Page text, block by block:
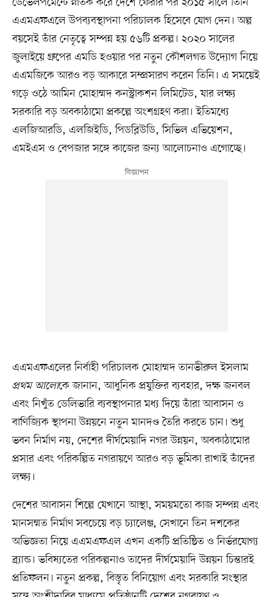
এএমএফএলে উপব্যবস্থাপনা পরিচালক হিসেবে যোগ দেন। অল্প
বয়সেই তাঁর নেতৃত্বে সম্পন্ন হয় ৫৬টি প্রকল্প। ২০২০ সালের
জুলাইয়ে গ্রুপের এমডি হওয়ার পর নতুন কৌশলগত উদ্যোগ নিয়ে
এএমজিকে আরও বড় আকারে সম্প্রসারণ করেন তিনি। এ সময়েই
গড়ে ওঠে আমিন মোহাম্মদ কনস্ট্রাকশন লিমিটেড, যার লক্ষ্য
সরকারি বড় অবকাঠামো প্রকল্পে অংশগ্রহণ করা। ইতিমধ্যে
এলজিআরডি, এলজিইডি, পিডব্লিউডি, সিভিল এভিয়েশন,
এমইএস ও বেপজার সঙ্গে কাজের জন্য আলোচনাও এগোচ্ছে।
এএমএফএলের নির্বাহী পরিচালক মোহাম্মদ তানভীরুল ইসলাম
প্রথম আলোকে জানান, আধুনিক প্রযুক্তির ব্যবহার, দক্ষ জনবল
এবং নিখুঁত ডেলিভারি ব্যবস্থাপনার মধ্য দিয়ে তাঁরা আবাসন ও
বাণিজ্যিক স্থাপনা উন্নয়নে নতুন মানদণ্ড তৈরি করতে চান। শুধু
ভবন নির্মাণ নয়, দেশের দীর্ঘমেয়াদি নগর উন্নয়ন, অবকাঠামোর
প্রসার এবং পরিকল্পিত নগরায়ণে আরও বড় ভূমিকা রাখাই তাঁদের
লক্ষ্য।
দেশের আবাসন শিল্পে যেখানে আস্থা, সময়মতো কাজ সম্পন্ন এবং
মানসম্মত নির্মাণ সবচেয়ে বড় চ্যালেঞ্জ, সেখানে তিন দশকের
অভিজ্ঞতা নিয়ে এএমএফএল এখন একটি প্রতিষ্ঠিত ও নির্ভরযোগ্য
ব্র্যান্ড। ভবিষ্যতের পরিকল্পনাও তাদের দীর্ঘমেয়াদি উন্নয়ন চিন্তারই
প্রতিফলন। নতুন প্রকল্প, বিস্তৃত বিনিয়োগ এবং সরকারি সংস্থার